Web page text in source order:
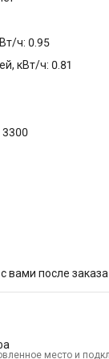
ч: 0.95
кВт/ч: 0.81
после
место и